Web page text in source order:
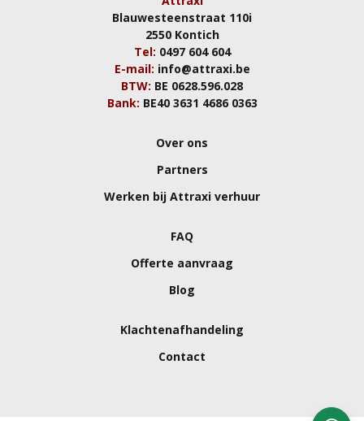
Blauwesteenstraat 110i
2550 Kontich
Tel: 0497 604 604
E-mail: info@attraxi.be
BTW: BE 0628.596.028
Bank: BE40 3631 4686 0363
Over ons
Partners
Werken bij Attraxi verhuur
FAQ
Offerte aanvraag
Blog
Klachtenafhandeling
Contact